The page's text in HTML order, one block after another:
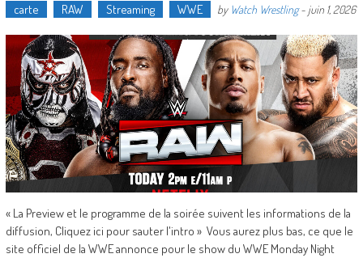
carte RAW Streaming WWE by Watch Wrestling- juin 1, 2026
« La Preview et le programme de la soirée suivent les informations de la
diffusion, Cliquez ici pour sauter l'intro » Vous aurez plus bas, ce que le
site officiel de la WWE annonce pour le show du WWE Monday Night